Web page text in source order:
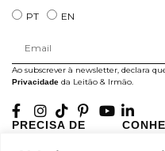
PT
EN
Ao subscrever à newsletter, declara
Privacidade da Leitão & Irmão.
PRECISA DE